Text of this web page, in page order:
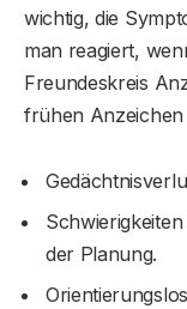
wichtig, die
man reagiert,
Freundeskreis
frühen Anzeichen
der Planung.